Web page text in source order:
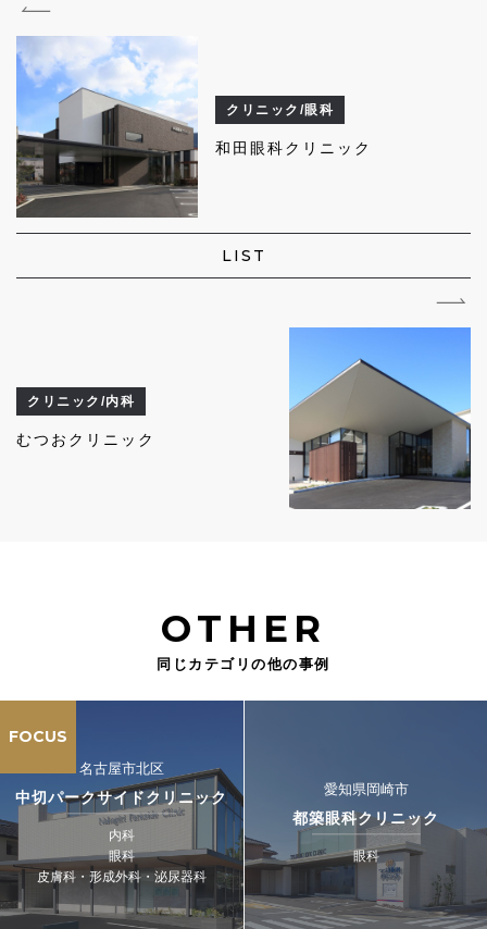
クリニック/眼科
和田眼科クリニック
LIST
クリニック/内科
むつおクリニック
OTHER
同じカテゴリの他の事例
FOCUS
名古屋市北区
中切パークサイドクリニック
内科
眼科
皮膚科・形成外科・泌尿器科
愛知県岡崎市
都築眼科クリニック
眼科